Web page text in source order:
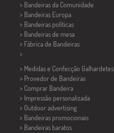
> Bandeiras da Comunidade
> Bandeiras Europa
> Bandeiras políticas
> Bandeiras de mesa
> Fábrica de Bandeiras
>
> Medidas e Confecção Galhardetes
> Provedor de Bandeiras
> Comprar Bandeira
> Impressão personalizada
> Outdoor advertising
> Bandeiras promocionais
> Bandeiras baratos